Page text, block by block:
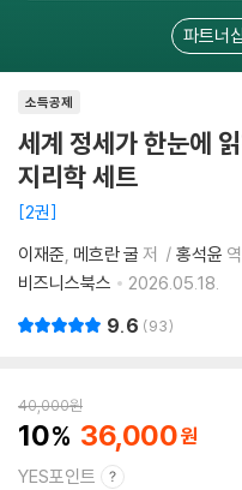
파트너
소득공제
세계 정세가 한눈에
지리학 세트
2권
이재준 메흐란 굴 저 홍석윤 역
비즈니스북스
2026.05.18.
9.6 93
40,000원
10 36,000
YES포인트